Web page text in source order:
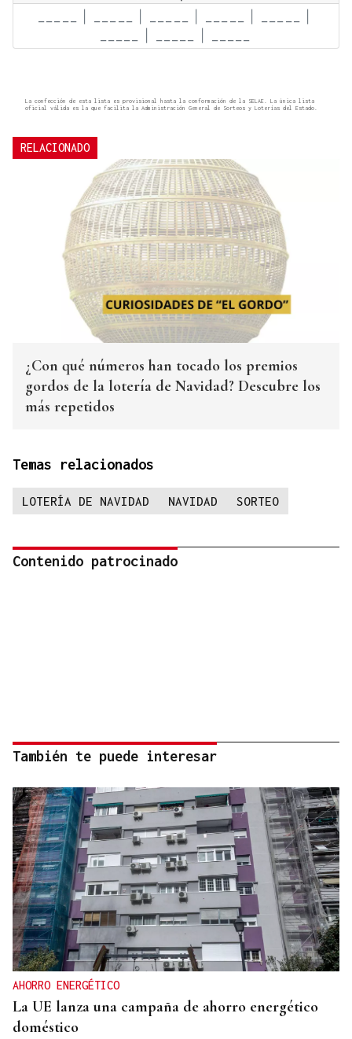
La confección de esta lista es provisional hasta la conformación de la SELAE. La única lista
oficial válida es la que facilita la Administración General de Sorteos y Loterías del Estado.
RELACIONADO
¿Con qué números han tocado los premios
gordos de la lotería de Navidad? Descubre los
más repetidos
Temas relacionados
LOTERÍA DE NAVIDAD NAVIDAD SORTEO
Contenido patrocinado
También te puede interesar
AHORRO ENERGÉTICO
La UE lanza una campaña de ahorro energético
doméstico